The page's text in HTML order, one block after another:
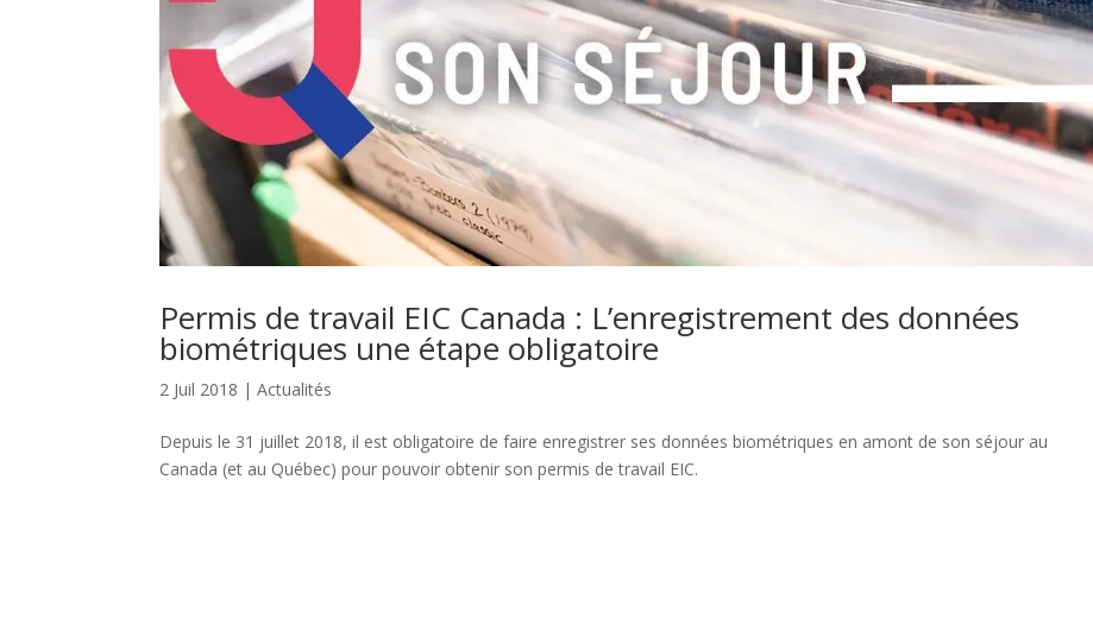
Permis de travail EIC Canada : L’enregistrement des données
biométriques une étape obligatoire
2 Juil 2018 |Actualités
Depuis le 31 juillet 2018, il est obligatoire de faire enregistrer ses données biométriques en amont de son séjour au
Canada (et au Québec) pour pouvoir obtenir son permis de travail EIC.